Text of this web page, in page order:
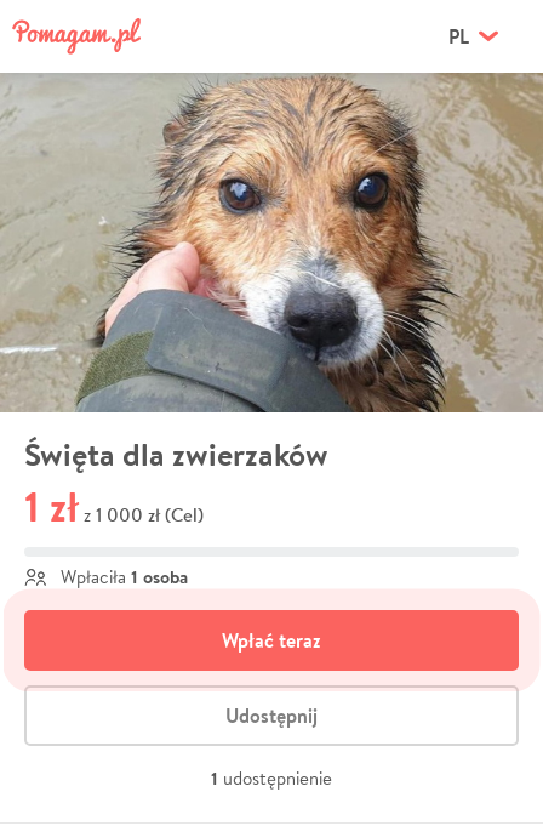
PL
Święta dla zwierzaków
1 zł z 1 000 zł (Cel)
Wpłaciła 1 osoba
Wpłać teraz
Udostępnij
1 udostępnienie